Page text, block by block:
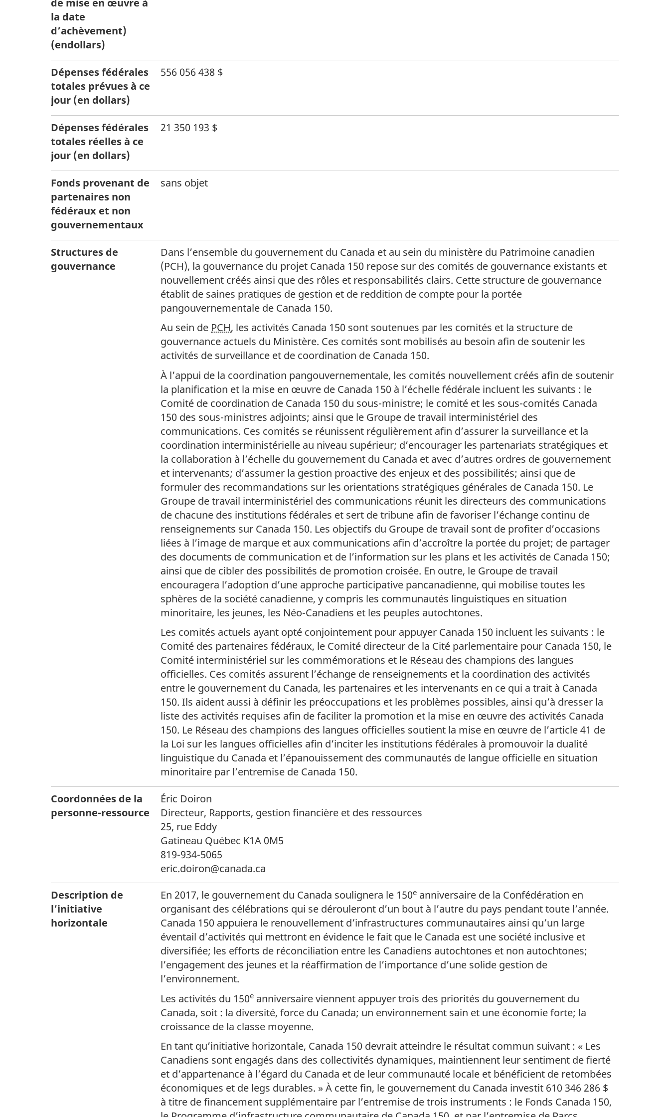
la date
d’achèvement)
(endollars)
Dépenses fédérales
totales prévues à ce
jour (en dollars)
556 056 438 $
Dépenses fédérales
totales réelles à ce
jour (en dollars)
21 350 193 $
Fonds provenant de
partenaires non
fédéraux et non
gouvernementaux
sans objet
Structures de
gouvernance
Dans l’ensemble du gouvernement du Canada et au sein du ministère du Patrimoine canadien
(PCH), la gouvernance du projet Canada 150 repose sur des comités de gouvernance existants et
nouvellement créés ainsi que des rôles et responsabilités clairs. Cette structure de gouvernance
établit de saines pratiques de gestion et de reddition de compte pour la portée
pangouvernementale de Canada 150.
Au sein de PCH, les activités Canada 150 sont soutenues par les comités et la structure de
gouvernance actuels du Ministère. Ces comités sont mobilisés au besoin afin de soutenir les
activités de surveillance et de coordination de Canada 150.
À l’appui de la coordination pangouvernementale, les comités nouvellement créés afin de soutenir
la planification et la mise en œuvre de Canada 150 à l’échelle fédérale incluent les suivants : le
Comité de coordination de Canada 150 du sous-ministre; le comité et les sous-comités Canada
150 des sous-ministres adjoints; ainsi que le Groupe de travail interministériel des
communications. Ces comités se réunissent régulièrement afin d’assurer la surveillance et la
coordination interministérielle au niveau supérieur; d’encourager les partenariats stratégiques et
la collaboration à l’échelle du gouvernement du Canada et avec d’autres ordres de gouvernement
et intervenants; d’assumer la gestion proactive des enjeux et des possibilités; ainsi que de
formuler des recommandations sur les orientations stratégiques générales de Canada 150. Le
Groupe de travail interministériel des communications réunit les directeurs des communications
de chacune des institutions fédérales et sert de tribune afin de favoriser l’échange continu de
renseignements sur Canada 150. Les objectifs du Groupe de travail sont de profiter d’occasions
liées à l’image de marque et aux communications afin d’accroître la portée du projet; de partager
des documents de communication et de l’information sur les plans et les activités de Canada 150;
ainsi que de cibler des possibilités de promotion croisée. En outre, le Groupe de travail
encouragera l’adoption d’une approche participative pancanadienne, qui mobilise toutes les
sphères de la société canadienne, y compris les communautés linguistiques en situation
minoritaire, les jeunes, les Néo-Canadiens et les peuples autochtones.
Les comités actuels ayant opté conjointement pour appuyer Canada 150 incluent les suivants : le
Comité des partenaires fédéraux, le Comité directeur de la Cité parlementaire pour Canada 150, le
Comité interministériel sur les commémorations et le Réseau des champions des langues
officielles. Ces comités assurent l’échange de renseignements et la coordination des activités
entre le gouvernement du Canada, les partenaires et les intervenants en ce qui a trait à Canada
150. Ils aident aussi à définir les préoccupations et les problèmes possibles, ainsi qu’à dresser la
liste des activités requises afin de faciliter la promotion et la mise en œuvre des activités Canada
150. Le Réseau des champions des langues officielles soutient la mise en œuvre de l’article 41 de
la Loi sur les langues officielles afin d’inciter les institutions fédérales à promouvoir la dualité
linguistique du Canada et l’épanouissement des communautés de langue officielle en situation
minoritaire par l’entremise de Canada 150.
Coordonnées de la
personne-ressource
Éric Doiron
Directeur, Rapports, gestion financière et des ressources
25, rue Eddy
Gatineau Québec K1A 0M5
819-934-5065
eric.doiron@canada.ca
Description de
l’initiative
horizontale
En 2017, le gouvernement du Canada soulignera le 150e anniversaire de la Confédération en
organisant des célébrations qui se dérouleront d’un bout à l’autre du pays pendant toute l’année.
Canada 150 appuiera le renouvellement d’infrastructures communautaires ainsi qu’un large
éventail d’activités qui mettront en évidence le fait que le Canada est une société inclusive et
diversifiée; les efforts de réconciliation entre les Canadiens autochtones et non autochtones;
l’engagement des jeunes et la réaffirmation de l’importance d’une solide gestion de
l’environnement.
Les activités du 150e anniversaire viennent appuyer trois des priorités du gouvernement du
Canada, soit : la diversité, force du Canada; un environnement sain et une économie forte; la
croissance de la classe moyenne.
En tant qu’initiative horizontale, Canada 150 devrait atteindre le résultat commun suivant : « Les
Canadiens sont engagés dans des collectivités dynamiques, maintiennent leur sentiment de fierté
et d’appartenance à l’égard du Canada et de leur communauté locale et bénéficient de retombées
économiques et de legs durables. » À cette fin, le gouvernement du Canada investit 610 346 286 $
à titre de financement supplémentaire par l’entremise de trois instruments : le Fonds Canada 150,